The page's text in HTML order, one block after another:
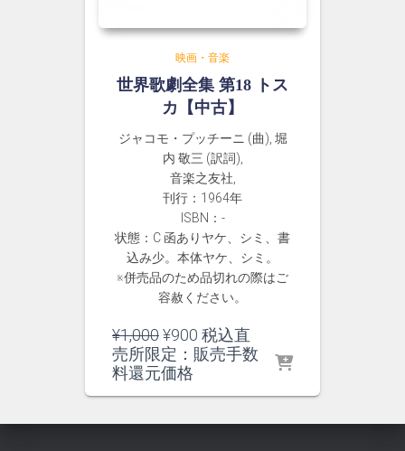
映画・音楽
世界歌劇全集 第18 トス
カ【中古】
ジャコモ・プッチーニ (曲), 堀
内 敬三 (訳詞),
音楽之友社,
刊行：1964年
ISBN：-
状態：C 函ありヤケ、シミ、書
込み少。本体ヤケ、シミ。
※併売品のため品切れの際はご
容赦ください。
¥1,000元
の
価
¥1,000
¥900 現
在
は
税込直
売所限定：販売手数
料還元価格